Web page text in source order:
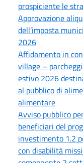
prospiciente le
Approvazione
dell’imposta
2026
Affidamento in
village –
estivo 2026
al pubblico di
alimentare
Avviso pubblico
beneficiari del
investimento 1.2
con disabilità